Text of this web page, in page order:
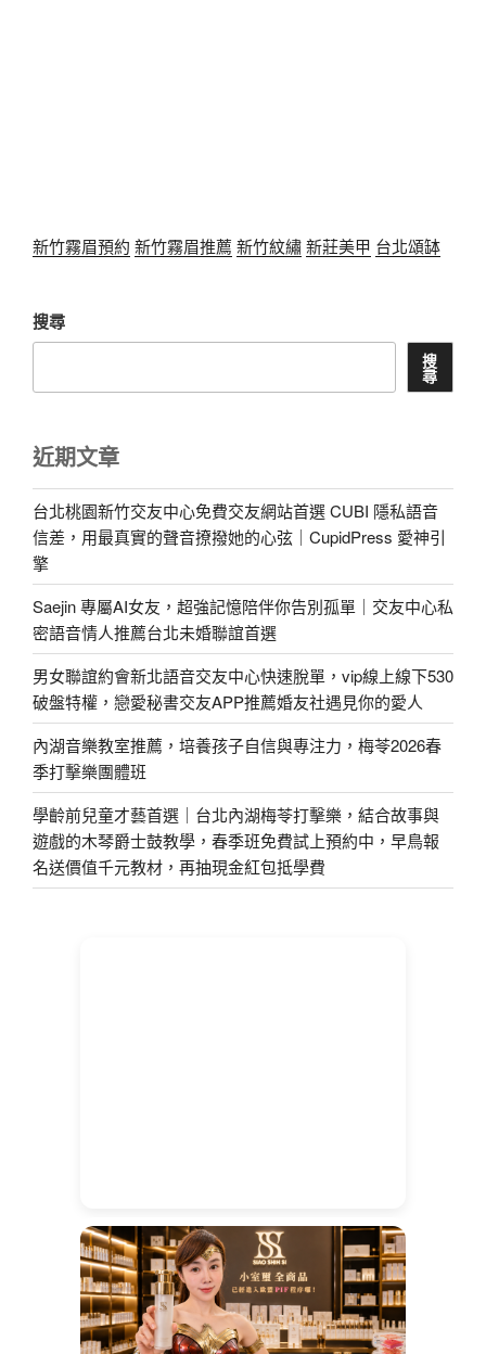
新竹霧眉預約 新竹霧眉推薦 新竹紋繡新莊美甲 台北頌缽
搜尋
搜
尋
近期文章
台北桃園新竹交友中心免費交友網站首選 CUBI 隱私語音
信差，用最真實的聲音撩撥她的心弦｜CupidPress 愛神引
擎
Saejin 專屬AI女友，超強記憶陪伴你告別孤單｜交友中心私
密語音情人推薦台北未婚聯誼首選
男女聯誼約會新北語音交友中心快速脫單，vip線上線下530
破盤特權，戀愛秘書交友APP推薦婚友社遇見你的愛人
內湖音樂教室推薦，培養孩子自信與專注力，梅苓2026春
季打擊樂團體班
學齡前兒童才藝首選｜台北內湖梅苓打擊樂，結合故事與
遊戲的木琴爵士鼓教學，春季班免費試上預約中，早鳥報
名送價值千元教材，再抽現金紅包抵學費